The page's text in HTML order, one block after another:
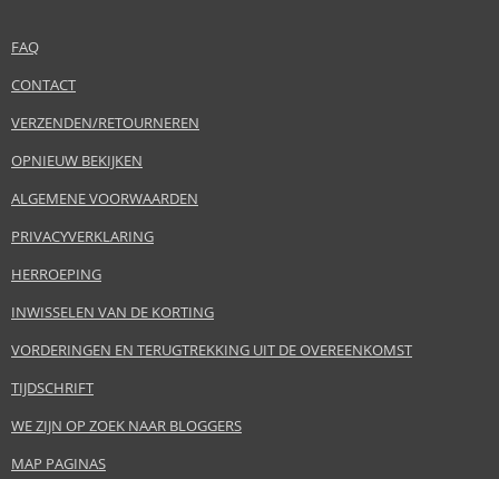
FAQ
CONTACT
VERZENDEN/RETOURNEREN
OPNIEUW BEKIJKEN
ALGEMENE VOORWAARDEN
PRIVACYVERKLARING
HERROEPING
INWISSELEN VAN DE KORTING
VORDERINGEN EN TERUGTREKKING UIT DE OVEREENKOMST
TIJDSCHRIFT
WE ZIJN OP ZOEK NAAR BLOGGERS
MAP PAGINAS